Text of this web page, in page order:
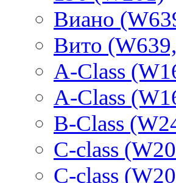
Виано
Вито
A-Class
A-Class
B-Class
C-class
C-class